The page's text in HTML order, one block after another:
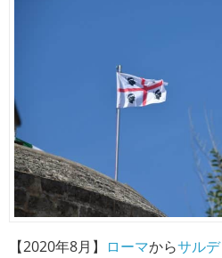
【2020年8月】 ローマからサル